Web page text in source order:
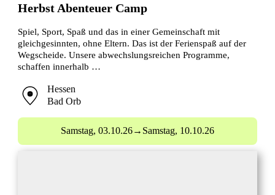
Herbst Abenteuer Camp
Spiel, Sport, Spaß und das in einer Gemeinschaft mit
gleichgesinnten, ohne Eltern. Das ist der Ferienspaß auf der
Wegscheide. Unsere abwechslungsreichen Programme,
schaffen innerhalb …
Hessen
Bad Orb
Samstag, 03.10.26→ Samstag, 10.10.26